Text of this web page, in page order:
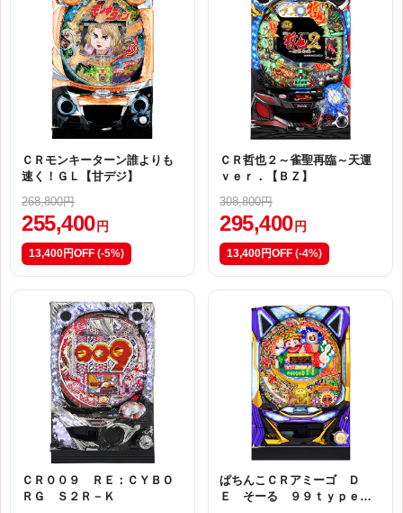
ＣＲモンキーターン誰よりも
速く！ＧＬ【甘デジ】
268,800円
255,400 円
13,400円OFF (-5%)
ＣＲ哲也２～雀聖再臨～天運
ｖｅｒ．【ＢＺ】
308,800円
295,400 円
13,400円OFF (-4%)
ＣＲ００９ ＲＥ：ＣＹＢＯ
ＲＧ Ｓ２Ｒ－Ｋ
ぱちんこＣＲアミーゴ Ｄ
Ｅ そーる ９９ｔｙｐｅ